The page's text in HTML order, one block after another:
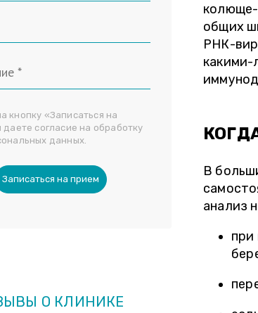
кнопку «Записаться на
даете согласие на обработку
данных.
Записаться на прием
О КЛИНИКЕ
колюще-
общих
РНК-
какими-
В
анализ
при